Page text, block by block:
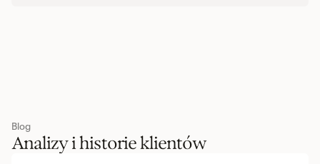
Blog
Analizy i historie klientów